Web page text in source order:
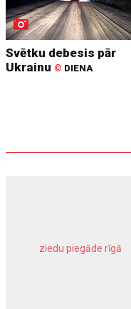
Svētku debesis pār
Ukrainu © DIENA
ziedu piegāde rīgā